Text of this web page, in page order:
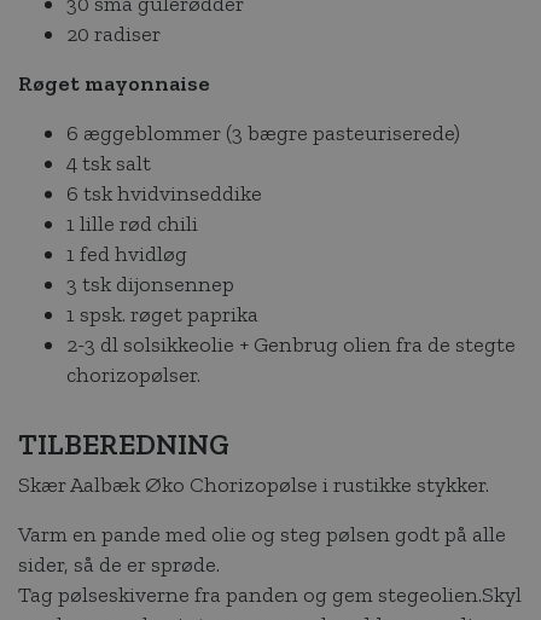
20 radiser
Røget mayonnaise
6 æggeblommer (3 bægre pasteuriserede)
4 tsk salt
6 tsk hvidvinseddike
1 lille rød chili
1 fed hvidløg
3 tsk dijonsennep
1 spsk. røget paprika
2-3 dl solsikkeolie + Genbrug olien fra de stegte
chorizopølser.
TILBEREDNING
Skær Aalbæk Øko Chorizopølse i rustikke stykker.
Varm en pande med olie og steg pølsen godt på alle
sider, så de er sprøde.
Tag pølseskiverne fra panden og gem stegeolien.Skyl